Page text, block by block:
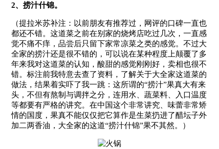
2、 捞汁什锦。
（提拉米苏补注：以前朋友有推荐过，网评的口碑一直也
都还不错。这道菜之前在别家的烧烤店吃过几次，一直感
觉不痛不痒，品尝后只留下家常凉菜之类的感觉。不过大
全家的捞汁还是很不错的，可以说在某种程度上颠覆了多
年来我对这道菜的认知，酸甜的感觉刚刚好，卖相也很不
错。标注前我特意去查了资料，了解关于大全家这道菜的
做法，结果着实吓了我一跳：这所谓的“捞汁”果真大有来
头，不但有熬制与调拌之分，连用水、蔬菜料、入口温度
等都要有严格的讲究。在中国这个非常讲究、味蕾非常矫
情的国度，果真不能仅仅把它算作是生菜扔进了醋坛子外
加二两香油，大全家的这道“捞汁什锦”果不其然。）